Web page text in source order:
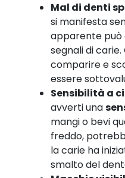
Mal di denti
si manifesta
apparente può
segnali di
comparire e
essere
Sensibilità a
avverti una
mangi o bevi
freddo,
la carie ha
smalto del